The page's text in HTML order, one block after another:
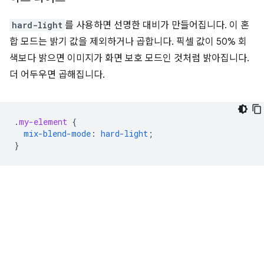
hard-light 를 사용하면 선명한 대비가 만들어집니다. 이 혼
합 모드는 밝기 값을 제외하거나 곱합니다. 픽셀 값이 50% 회
색보다 밝으면 이미지가 화면 보호 모드인 것처럼 밝아집니다.
더 어두우면 곱해집니다.
.my-element {
mix-blend-mode : hard-light ;
}